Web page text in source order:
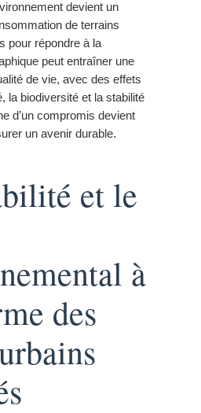
devient un
de terrains
pour répondre à la
peut entraîner une
de vie, avec des effets
la biodiversité et la stabilité
d’un compromis devient
un avenir durable.
et le
à
des